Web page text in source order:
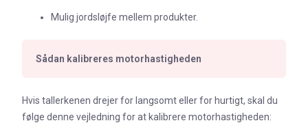
Mulig jordsløjfe mellem produkter.
Sådan kalibreres motorhastigheden
Hvis tallerkenen drejer for langsomt eller for hurtigt, skal du
følge denne vejledning for at kalibrere motorhastigheden: